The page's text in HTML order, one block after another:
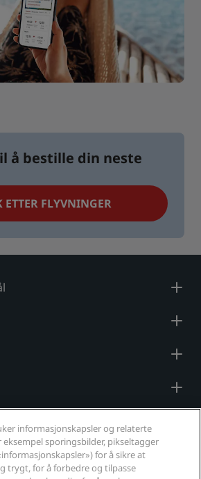
å bestille din neste
ETTER FLYVNINGER
informasjonskapsler og relaterte
sporingsbilder, pikseltagger
for å sikre at
trygt, for å forbedre og tilpasse